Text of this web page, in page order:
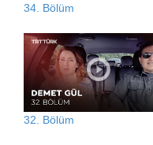
34. Bölüm
32. Bölüm